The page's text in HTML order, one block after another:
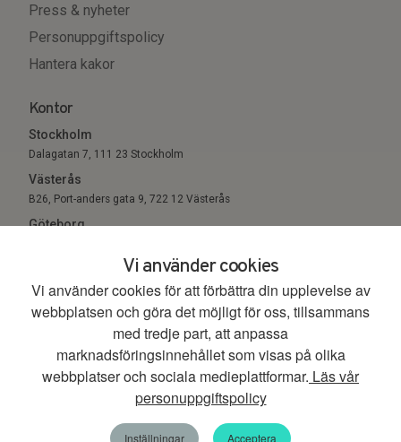
Vi använder cookies
Vi använder cookies för att förbättra din upplevelse av
webbplatsen och göra det möjligt för oss, tillsammans
med tredje part, att anpassa
marknadsföringsinnehållet som visas på olika
webbplatser och sociala medieplattformar. Läs vår
personuppgiftspolicy
Inställningar Acceptera
Tack för den här säsongen. Vi hörs i höst igen!
Press & nyheter
Personuppgiftspolicy
Hantera kakor
Kontor
Stockholm
Dalagatan 7, 111 23 Stockholm
Västerås
B26, Port-anders gata 9, 722 12 Västerås
Göteborg
© 2026. All Rights Reserved.